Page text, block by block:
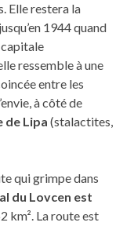
Elle restera la
1944 quand
ressemble à une
entre les
à côté de
de Lipa (stalactites,
qui grimpe dans
du Lovcen est
km². La route est